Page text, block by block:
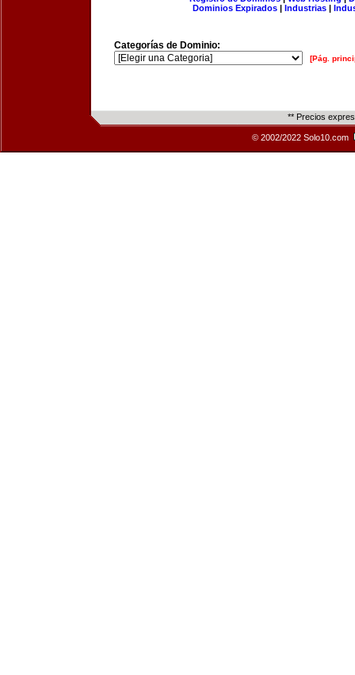
Dominios Expirados | Industrias |
Categorías de Dominio:
[Pág.
** Precios
© 2002/2022 Solo10.com